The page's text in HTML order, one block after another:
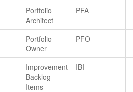
Portfolio
Architect
PFA
Portfolio
Owner
PFO
Improvement
Backlog
Items
IBI